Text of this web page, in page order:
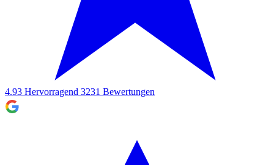
4.93 Hervorragend 3231 Bewertungen